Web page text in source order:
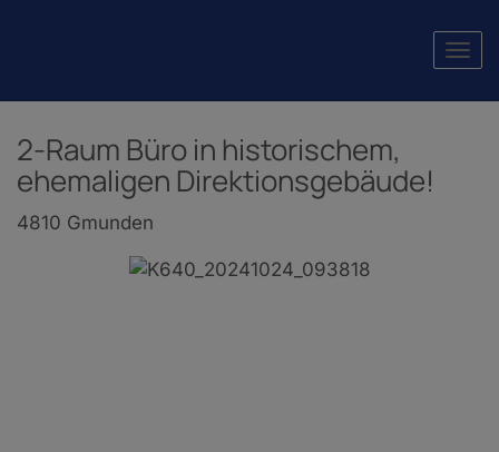
2-Raum Büro in historischem,
ehemaligen Direktionsgebäude!
4810 Gmunden